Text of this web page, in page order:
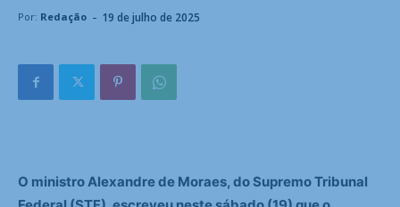
Por: Redação - 19 de julho de 2025
O ministro Alexandre de Moraes, do Supremo Tribunal